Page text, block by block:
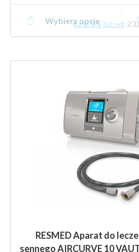
Rata 0% już od:
Wybierz opcje
RESMED Aparat do
sennego AIRCURVE 10